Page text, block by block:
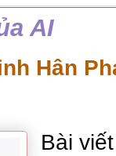
AI
Hân
Bài